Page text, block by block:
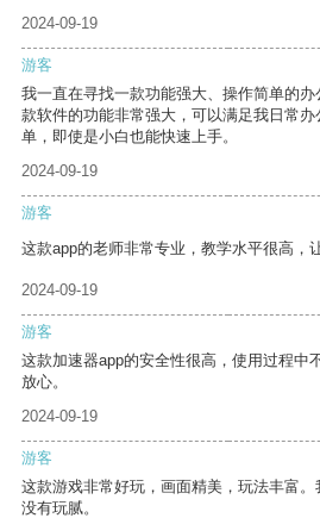
2024-09-19
游客
我一直在寻找一款功能强大、操作简单的
款软件的功能非常强大，可以满足我日常
单，即使是小白也能快速上手。
2024-09-19
游客
这款app的老师非常专业，教学水平很高，
2024-09-19
游客
这款加速器app的安全性很高，使用过程中
放心。
2024-09-19
游客
这款游戏非常好玩，画面精美，玩法丰富
没有玩腻。